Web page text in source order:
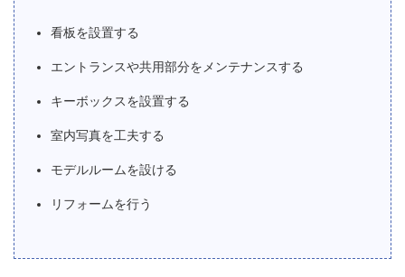
看板を設置する
エントランスや共用部分をメンテナンスする
キーボックスを設置する
室内写真を工夫する
モデルルームを設ける
リフォームを行う